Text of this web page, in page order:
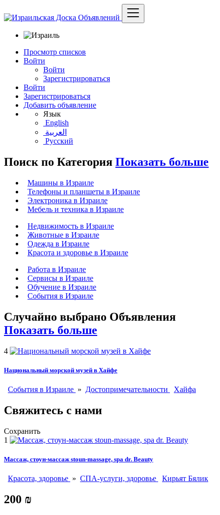
Просмотр списков
Войти
Войти
Зарегистрироваться
Войти
Зарегистрироваться
Добавить объявление
Язык
English
العربية
Русский
Поиск по Категория Показать больше
Машины в Израиле
Телефоны и планшеты в Израиле
Электроника в Израиле
Мебель и техника в Израиле
Недвижимость в Израиле
Животные в Израиле
Одежда в Израиле
Красота и здоровье в Израиле
Работа в Израиле
Сервисы в Израиле
Обучение в Израиле
События в Израиле
Случайно выбрано Объявления
Показать больше
4
Национальный морской музей в Хайфе
События в Израиле » Достопримечательности Хайфа
Свяжитесь с нами
Сохранить
1
Массаж, стоун-массаж stoun-massage, spa dr. Beauty
Красота, здоровье » СПА-услуги, здоровье Кирьят Бялик
200 ₪